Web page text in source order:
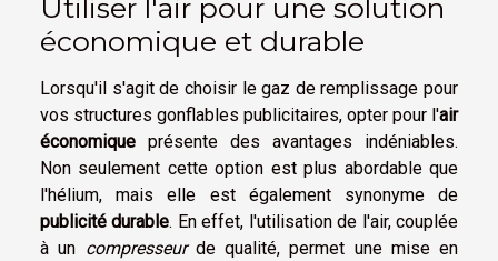
Utiliser l'air pour une solution
économique et durable
Lorsqu'il s'agit de choisir le gaz de remplissage pour
vos structures gonflables publicitaires, opter pour l'air
économique présente des avantages indéniables.
Non seulement cette option est plus abordable que
l'hélium, mais elle est également synonyme de
publicité durable. En effet, l'utilisation de l'air, couplée
à un compresseurde qualité, permet une mise en